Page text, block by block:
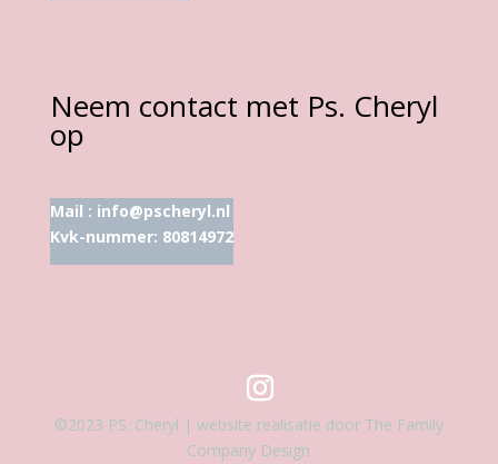
Neem contact met Ps. Cheryl
op
Mail : info@pscheryl.nl
Kvk-nummer: 80814972
©2023 PS. Cheryl | website realisatie door The Family
Company Design